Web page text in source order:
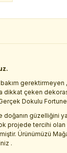
dikkat çeken
Dokulu Fortune
güzelliğini
projede tercihi
Ürünümüzü
.